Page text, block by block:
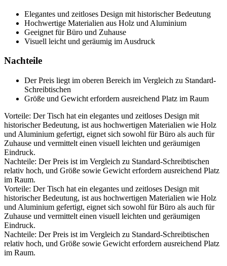
Elegantes und zeitloses Design mit historischer Bedeutung
Hochwertige Materialien aus Holz und Aluminium
Geeignet für Büro und Zuhause
Visuell leicht und geräumig im Ausdruck
Nachteile
Der Preis liegt im oberen Bereich im Vergleich zu Standard-
Schreibtischen
Größe und Gewicht erfordern ausreichend Platz im Raum
Vorteile: Der Tisch hat ein elegantes und zeitloses Design mit
historischer Bedeutung, ist aus hochwertigen Materialien wie Holz
und Aluminium gefertigt, eignet sich sowohl für Büro als auch für
Zuhause und vermittelt einen visuell leichten und geräumigen
Eindruck.
Nachteile: Der Preis ist im Vergleich zu Standard-Schreibtischen
relativ hoch, und Größe sowie Gewicht erfordern ausreichend Platz
im Raum.
Vorteile: Der Tisch hat ein elegantes und zeitloses Design mit
historischer Bedeutung, ist aus hochwertigen Materialien wie Holz
und Aluminium gefertigt, eignet sich sowohl für Büro als auch für
Zuhause und vermittelt einen visuell leichten und geräumigen
Eindruck.
Nachteile: Der Preis ist im Vergleich zu Standard-Schreibtischen
relativ hoch, und Größe sowie Gewicht erfordern ausreichend Platz
im Raum.